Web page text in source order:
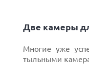
Две камеры
Многие уже
тыльными
Next